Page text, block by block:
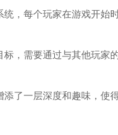
，每个玩家在游戏开始
，需要通过与其他玩家
了一层深度和趣味，使